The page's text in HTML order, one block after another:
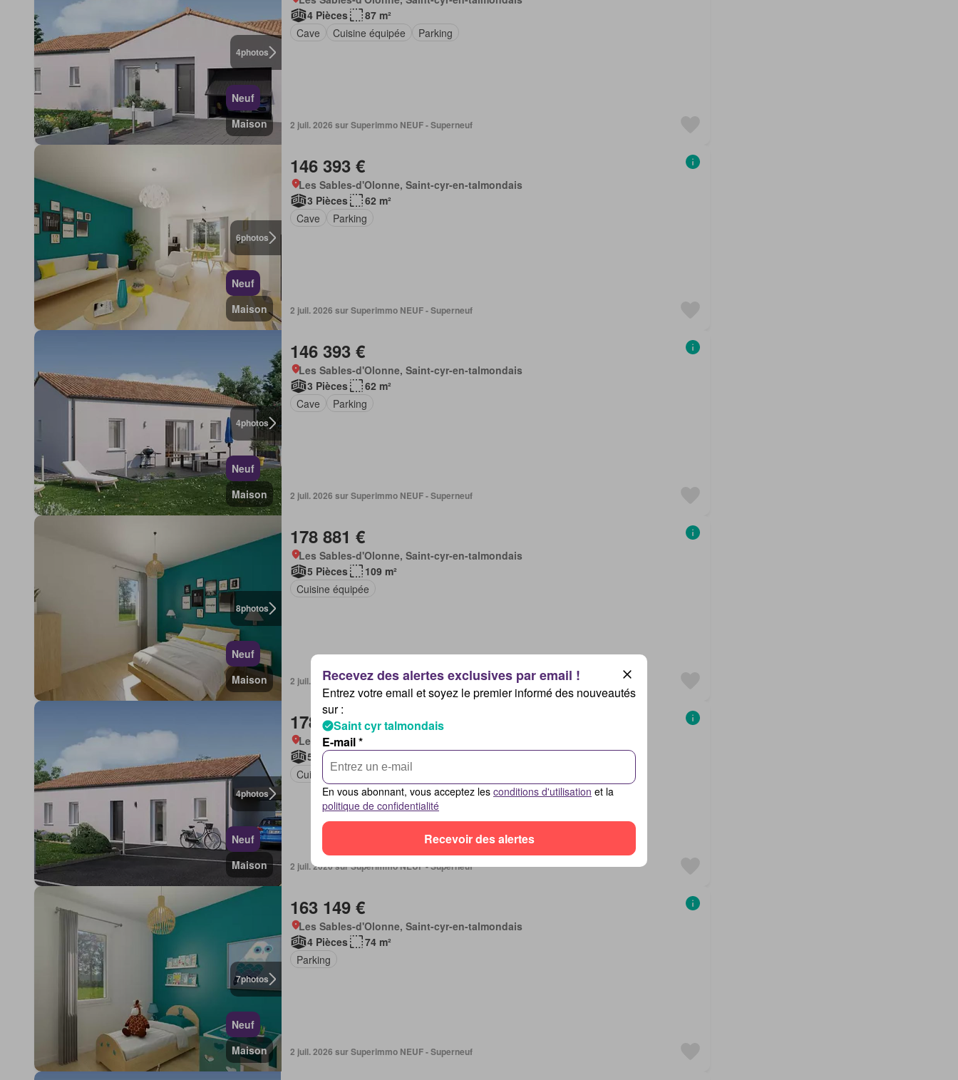
4photos
Neuf
Maison
4 Pièces
87 m²
Cave
Cuisine équipée Parking
2 juil. 2026 sur Superimmo NEUF - Superneuf
6photos
Neuf
Maison
146 393 €
Les Sables-d'Olonne, Saint-cyr-en-talmondais
3 Pièces
62 m²
Cave
Parking
2 juil. 2026 sur Superimmo NEUF - Superneuf
4photos
Neuf
Maison
146 393 €
Les Sables-d'Olonne, Saint-cyr-en-talmondais
3 Pièces
62 m²
Cave
Parking
2 juil. 2026 sur Superimmo NEUF - Superneuf
8photos
Neuf
Maison
178 881 €
Les Sables-d'Olonne, Saint-cyr-en-talmondais
5 Pièces
109 m²
Cuisine équipée
2 juil. 2026 sur Superimmo NEUF - Superneuf
4photos
Neuf
Maison
178 881 €
Les Sables-d'Olonne, Saint-cyr-en-talmondais
5 Pièces
Cuisine équipée
2 juil. 2026 sur Superimmo NEUF - Superneuf
7photos
Neuf
Maison
163 149 €
Les Sables-d'Olonne, Saint-cyr-en-talmondais
4 Pièces
74 m²
Parking
2 juil. 2026 sur Superimmo NEUF - Superneuf
Entrez votre email et soyez le premier informé des nouveautés
sur :
Saint cyr talmondais
E-mail *
En vous abonnant, vous acceptez les conditions d'utilisation et la
politique de confidentialité
Recevoir des alertes